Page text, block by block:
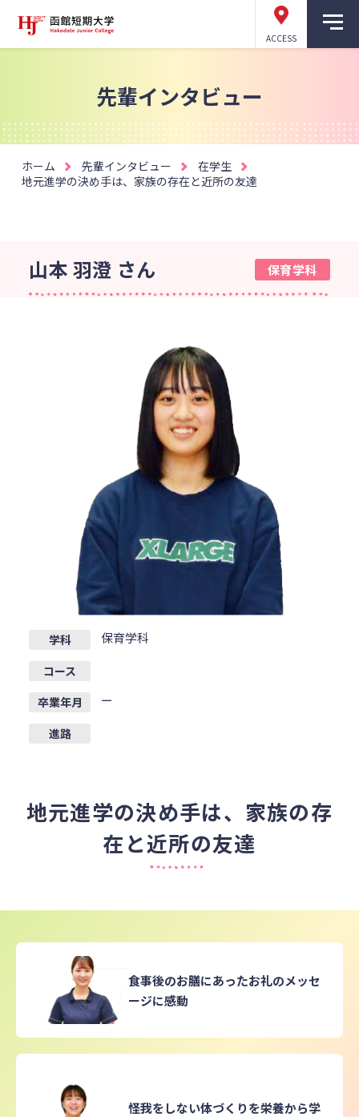
ACCESS
先輩インタビュー
ホーム 先輩インタビュー
在学生
地元進学の決め手は、家族の存在と近所の友達
山本 羽澄 さん 保育学科
学科 保育学科
コース
卒業年月
ー
進路
地元進学の決め手は、家族の存
在と近所の友達
食事後のお膳にあったお礼のメッセ
ージに感動
怪我をしない体づくりを栄養から学